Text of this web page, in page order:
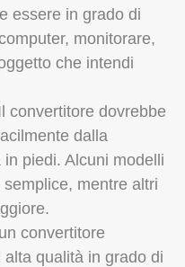
essere in grado di
monitorare,
che intendi
convertitore dovrebbe
dalla
piedi. Alcuni modelli
mentre altri
convertitore
qualità in grado di